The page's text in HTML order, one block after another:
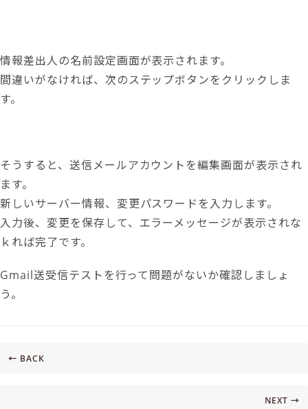
情報差出人の名前設定画面が表示されます。
間違いがなければ、次のステップボタンをクリックしま
す。
そうすると、送信メールアカウントを編集画面が表示され
ます。
新しいサーバー情報、変更パスワードを入力します。
入力後、変更を保存して、エラーメッセージが表示されな
ｋれば完了です。
Gmail送受信テストを行って問題がないか確認しましょ
う。
← BACK
NEXT →